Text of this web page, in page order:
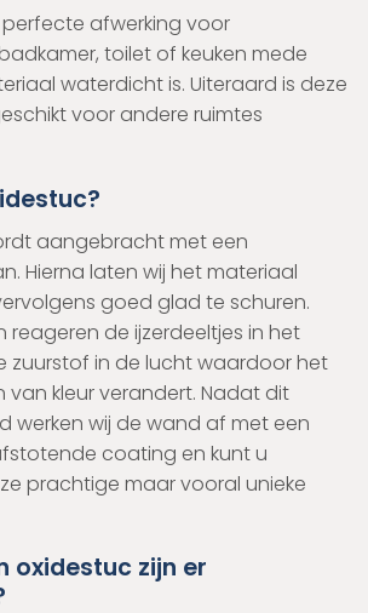
perfecte afwerking voor
toilet of keuken mede
waterdicht is. Uiteraard is deze
voor andere ruimtes
aangebracht met een
Hierna laten wij het materiaal
goed glad te schuren.
reageren de ijzerdeeltjes in het
zuurstof in de lucht waardoor het
van kleur verandert. Nadat dit
werken wij de wand af met een
coating en kunt u
prachtige maar vooral unieke
oxidestuc zijn er